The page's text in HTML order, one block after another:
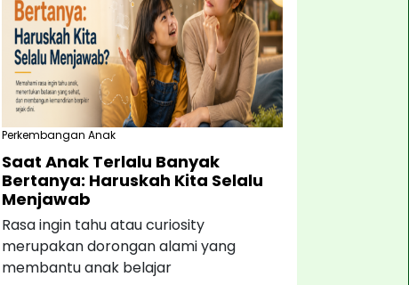
Perkembangan Anak
Saat Anak Terlalu Banyak
Bertanya: Haruskah Kita Selalu
Menjawab
Rasa ingin tahu atau curiosity
merupakan dorongan alami yang
membantu anak belajar